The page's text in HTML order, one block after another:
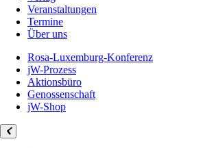
Veranstaltungen
Termine
Über uns
Rosa-Luxemburg-Konferenz
jW-Prozess
Aktionsbüro
Genossenschaft
jW-Shop